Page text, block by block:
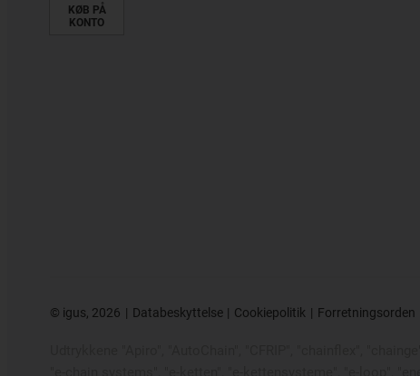
KØB PÅ
KONTO
© igus, 2026 Databeskyttelse Cookiepolitik Forretningsorden